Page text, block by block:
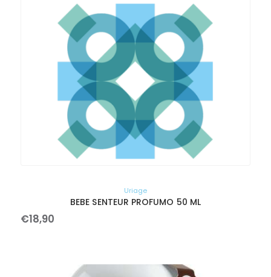
Uriage
BEBE SENTEUR PROFUMO 50 ML
€18,90